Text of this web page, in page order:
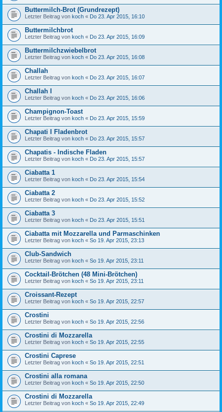
Buttermilch-Brot (Grundrezept)
Letzter Beitrag von koch « Do 23. Apr 2015, 16:10
Buttermilchbrot
Letzter Beitrag von koch « Do 23. Apr 2015, 16:09
Buttermilchzwiebelbrot
Letzter Beitrag von koch « Do 23. Apr 2015, 16:08
Challah
Letzter Beitrag von koch « Do 23. Apr 2015, 16:07
Challah I
Letzter Beitrag von koch « Do 23. Apr 2015, 16:06
Champignon-Toast
Letzter Beitrag von koch « Do 23. Apr 2015, 15:59
Chapati I Fladenbrot
Letzter Beitrag von koch « Do 23. Apr 2015, 15:57
Chapatis - Indische Fladen
Letzter Beitrag von koch « Do 23. Apr 2015, 15:57
Ciabatta 1
Letzter Beitrag von koch « Do 23. Apr 2015, 15:54
Ciabatta 2
Letzter Beitrag von koch « Do 23. Apr 2015, 15:52
Ciabatta 3
Letzter Beitrag von koch « Do 23. Apr 2015, 15:51
Ciabatta mit Mozzarella und Parmaschinken
Letzter Beitrag von koch « So 19. Apr 2015, 23:13
Club-Sandwich
Letzter Beitrag von koch « So 19. Apr 2015, 23:11
Cocktail-Brötchen (48 Mini-Brötchen)
Letzter Beitrag von koch « So 19. Apr 2015, 23:11
Croissant-Rezept
Letzter Beitrag von koch « So 19. Apr 2015, 22:57
Crostini
Letzter Beitrag von koch « So 19. Apr 2015, 22:56
Crostini di Mozzarella
Letzter Beitrag von koch « So 19. Apr 2015, 22:55
Crostini Caprese
Letzter Beitrag von koch « So 19. Apr 2015, 22:51
Crostini alla romana
Letzter Beitrag von koch « So 19. Apr 2015, 22:50
Crostini di Mozzarella
Letzter Beitrag von koch « So 19. Apr 2015, 22:49